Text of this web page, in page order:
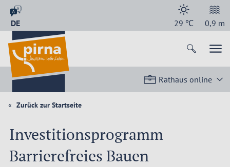
DE 29 ℃ 0,9 m
Rathaus online
Zurück zur Startseite
Investitionsprogramm
Barrierefreies Bauen